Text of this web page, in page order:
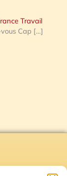
Travail
Cap […]